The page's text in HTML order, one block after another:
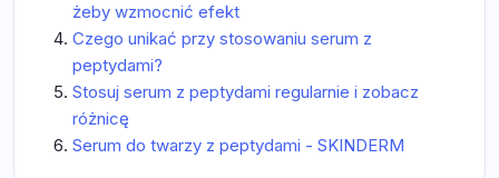
żeby wzmocnić efekt
Czego unikać przy stosowaniu serum z
peptydami?
Stosuj serum z peptydami regularnie i zobacz
różnicę
Serum do twarzy z peptydami - SKINDERM